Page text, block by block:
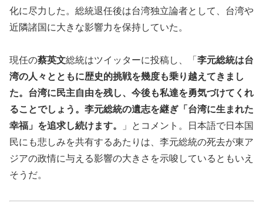
化に尽力した。総統退任後は台湾独立論者として、台湾や
近隣諸国に大きな影響力を保持していた。
現任の蔡英文総統はツイッターに投稿し、「 李元総統は台
湾の人々とともに歴史的挑戦を幾度も乗り越えてきまし
た。台湾に民主自由を残し、今後も私達を勇気づけてくれ
ることでしょう。 李元総統の遺志を継ぎ「台湾に生まれた
幸福」を追求し続けます。
」とコメント。日本語で日本国
民にも悲しみを共有するあたりは、李元総統の死去が東ア
ジアの政情に与える影響の大きさを示唆しているともいえ
そうだ。